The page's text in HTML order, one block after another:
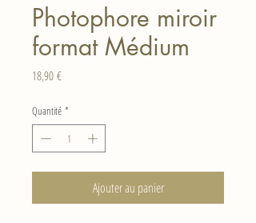
Photophore miroir
format Médium
18,90 €Prix
Quantité *
Ajouter au panier